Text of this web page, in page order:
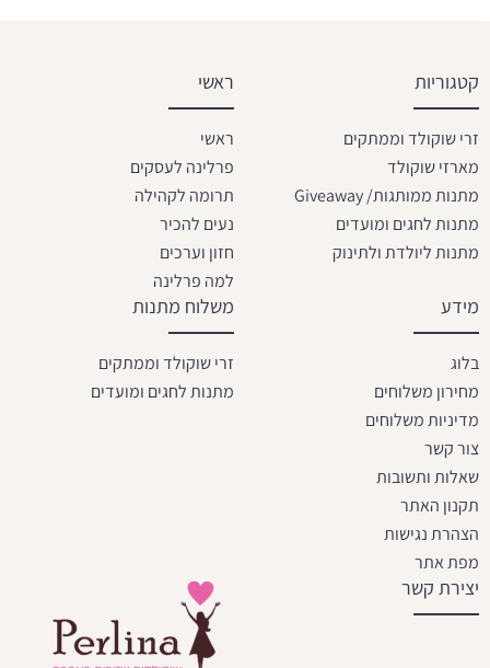
קטגוריות
זרי שוקולד וממתקים
מארזי שוקולד
מתנות ממותגות/ Giveaway
מתנות לחגים ומועדים
מתנות ליולדת ולתינוק
ראשי
ראשי
פרלינה לעסקים
תרומה לקהילה
נעים להכיר
חזון וערכים
למה פרלינה
מידע
בלוג
מחירון משלוחים
מדיניות משלוחים
צור קשר
שאלות ותשובות
תקנון האתר
הצהרת נגישות
מפת אתר
משלוח מתנות
זרי שוקולד וממתקים
מתנות לחגים ומועדים
יצירת קשר